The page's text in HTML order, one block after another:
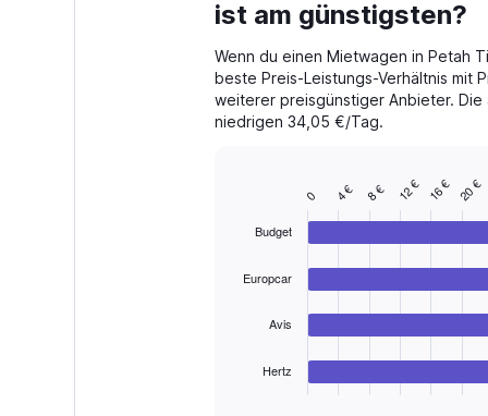
categories.
chart
has
1
Y
300.
ist am günstigsten?
Wenn du einen Mietwagen in Petah
beste Preis-Leistungs-Verhältnis mit
weiterer preisgünstiger Anbieter.
niedrigen 34,05 €/Tag.
with
chart
Budget
Europcar
Avis
Hertz
0 4 € 8 € 12 € 16 € 20 €